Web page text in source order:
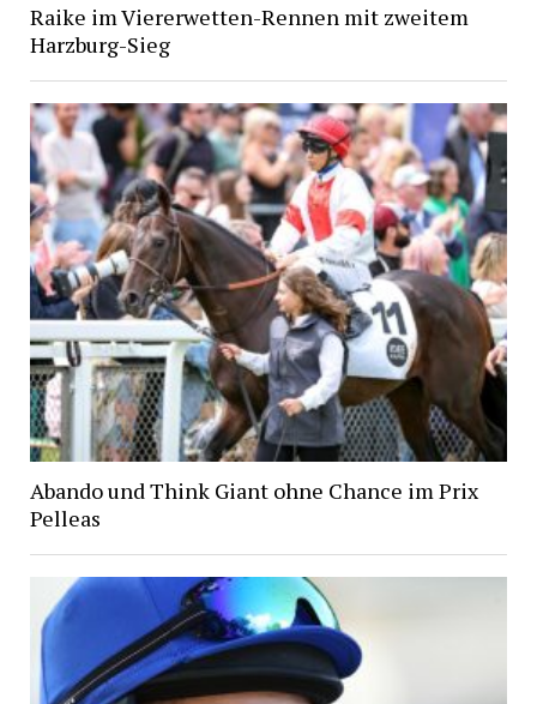
Raike im Viererwetten-Rennen mit zweitem
Harzburg-Sieg
Abando und Think Giant ohne Chance im Prix
Pelleas